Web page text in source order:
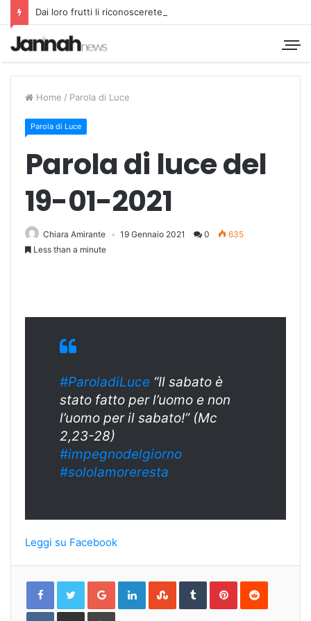
Dai loro frutti li riconoscerete
Home / Parola di Luce
Parola di Luce
Parola di luce del
19-01-2021
Chiara Amirante 19 Gennaio 2021 0
635
Less than a minute
#ParoladiLuce “Il sabato è
stato fatto per l’uomo e non
l’uomo per il sabato!” (Mc
2,23-28)
#impegnodelgiorno
#sololamoreresta
Leggi su Facebook
Google+LinkedInStumbleUpon
TumblrPinterestReddit
VKontakteShare Print